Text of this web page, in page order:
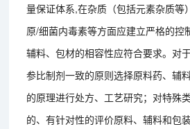
量保证体系,在杂质（包括元素杂质等
原/细菌内毒素等方面应建立严格的控
辅料、包材的相容性应符合要求。对
参比制剂一致的原则选择原料药、辅
的原理进行处方、工艺研究；对特殊
的、有针对性的评价原料、辅料和包